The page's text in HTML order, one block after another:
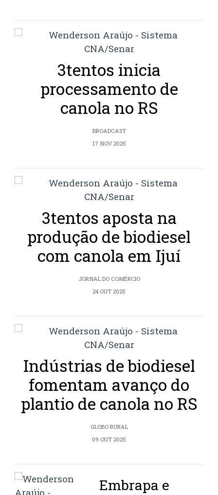
3tentos inicia
processamento de
canola no RS
BROADCAST
17 NOV 2025
3tentos aposta na
produção de biodiesel
com canola em Ijuí
JORNAL DO COMÉRCIO
24 OUT 2025
Indústrias de biodiesel
fomentam avanço do
plantio de canola no RS
GLOBO RURAL
09 OUT 2025
Embrapa e